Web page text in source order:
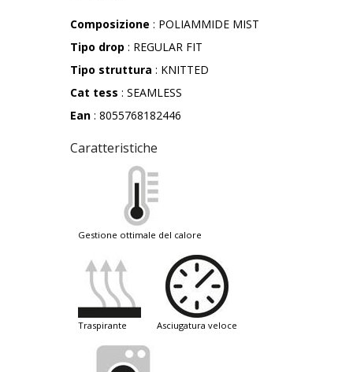
Composizione : POLIAMMIDE MIST
Tipo drop : REGULAR FIT
Tipo struttura : KNITTED
Cat tess : SEAMLESS
Ean : 8055768182446
Caratteristiche
gestione ottimale del calore
traspirante asciugatura veloce